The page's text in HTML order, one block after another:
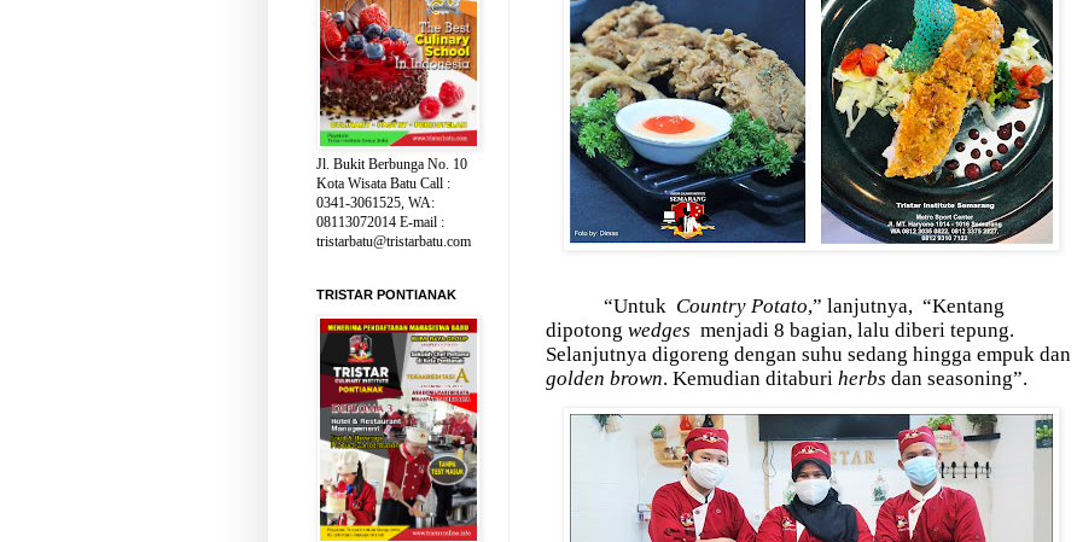
“Untuk Country Potato,” lanjutnya, “Kentang
dipotong wedges menjadi 8 bagian, lalu diberi tepung.
Selanjutnya digoreng dengan suhu sedang hingga empuk dan
golden brown. Kemudian ditaburi herbs dan seasoning”.
Jl. Bukit Berbunga No. 10
Kota Wisata Batu Call :
0341-3061525, WA:
08113072014 E-mail :
tristarbatu@tristarbatu.com
TRISTAR PONTIANAK